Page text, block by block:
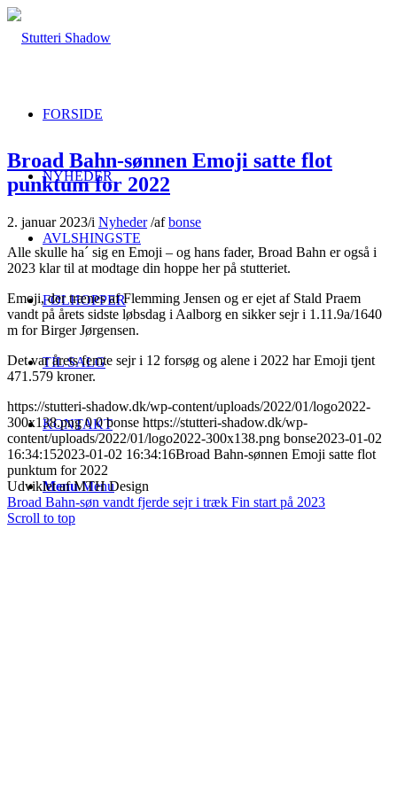
FORSIDE
NYHEDER
AVLSHINGSTE
FØLHOPPER
TIL SALG
KONTAKT
Menu Menu
Broad Bahn-sønnen Emoji satte flot
punktum for 2022
2. januar 2023/i Nyheder /afbonse
Alle skulle ha´ sig en Emoji – og hans fader, Broad Bahn er også i
2023 klar til at modtage din hoppe her på stutteriet.
Emoji, der trænes af Flemming Jensen og er ejet af Stald Praem
vandt på årets sidste løbsdag i Aalborg en sikker sejr i 1.11.9a/1640
m for Birger Jørgensen.
Det var årets femte sejr i 12 forsøg og alene i 2022 har Emoji tjent
471.579 kroner.
https://stutteri-shadow.dk/wp-content/uploads/2022/01/logo2022-
300x138.png 0 0 bonse https://stutteri-shadow.dk/wp-
content/uploads/2022/01/logo2022-300x138.png bonse2023-01-02
16:34:152023-01-02 16:34:16Broad Bahn-sønnen Emoji satte flot
punktum for 2022
Udviklet af MTH Design
Broad Bahn-søn vandt fjerde sejr i træk Fin start på 2023
Scroll to top